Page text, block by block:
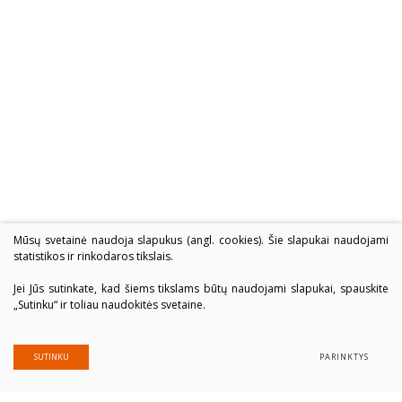
Mūsų svetainė naudoja slapukus (angl. cookies). Šie slapukai naudojami
statistikos ir rinkodaros tikslais.
Jei Jūs sutinkate, kad šiems tikslams būtų naudojami slapukai, spauskite
„Sutinku“ ir toliau naudokitės svetaine.
SUTINKU PARINKTYS